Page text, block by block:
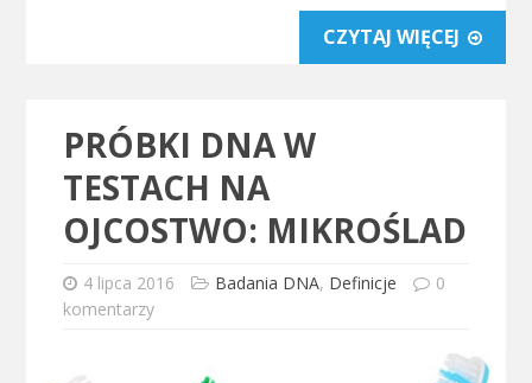
CZYTAJ WIĘCEJ
PRÓBKI DNA W
TESTACH NA
OJCOSTWO: MIKROŚLAD
4 lipca 2016 Badania DNA, Definicje
0
komentarzy